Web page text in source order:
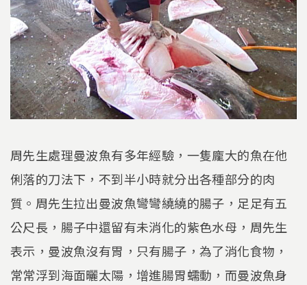
周先生處理曼波魚有多年經驗，一隻龐大的魚在他
俐落的刀法下，不到半小時就分出各種部分的肉
質。周先生拉出曼波魚彎彎繞繞的腸子，足足有五
公尺長，腸子中還留有未消化的紫色水母，周先生
表示，曼波魚沒有胃，只有腸子，為了消化食物，
常常浮到海面曬太陽，增進腸胃蠕動，而曼波魚身